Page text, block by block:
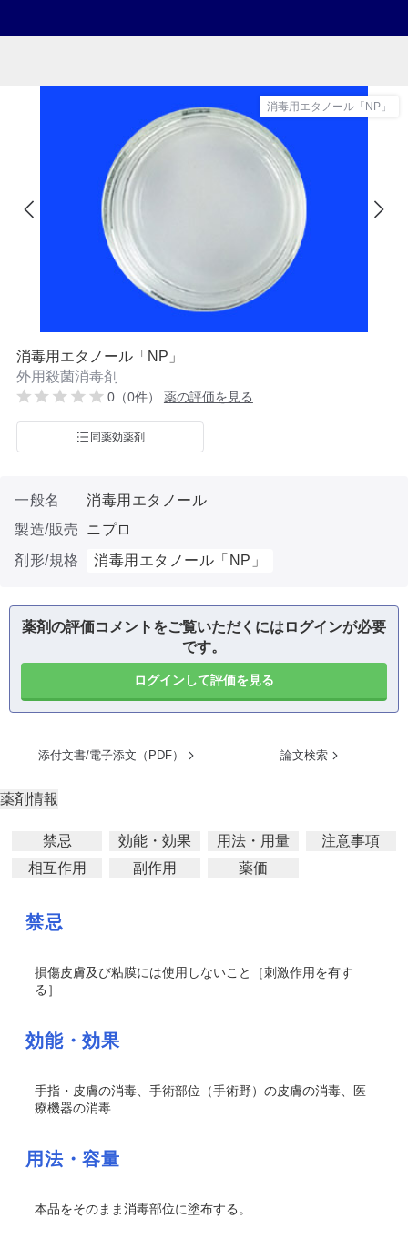
消毒用エタノール「NP」
消毒用エタノール「NP」
外用殺菌消毒剤
0（0件） 薬の評価を見る
同薬効薬剤
一般名
消毒用エタノール
製造/販売
ニプロ
剤形/規格
消毒用エタノール「NP」
薬剤の評価コメントをご覧いただくにはログインが必要
です。
ログインして評価を見る
添付文書/電子添文（PDF） 論文検索
薬剤情報
禁忌 効能・効果 用法・用量
注意事項
相互作用
副作用 薬価
禁忌
損傷皮膚及び粘膜には使用しないこと［刺激作用を有す
る］
効能・効果
手指・皮膚の消毒、手術部位（手術野）の皮膚の消毒、医
療機器の消毒
用法・容量
本品をそのまま消毒部位に塗布する。